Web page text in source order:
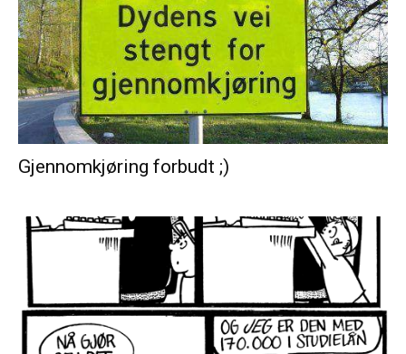
Gjennomkjøring forbudt ;)